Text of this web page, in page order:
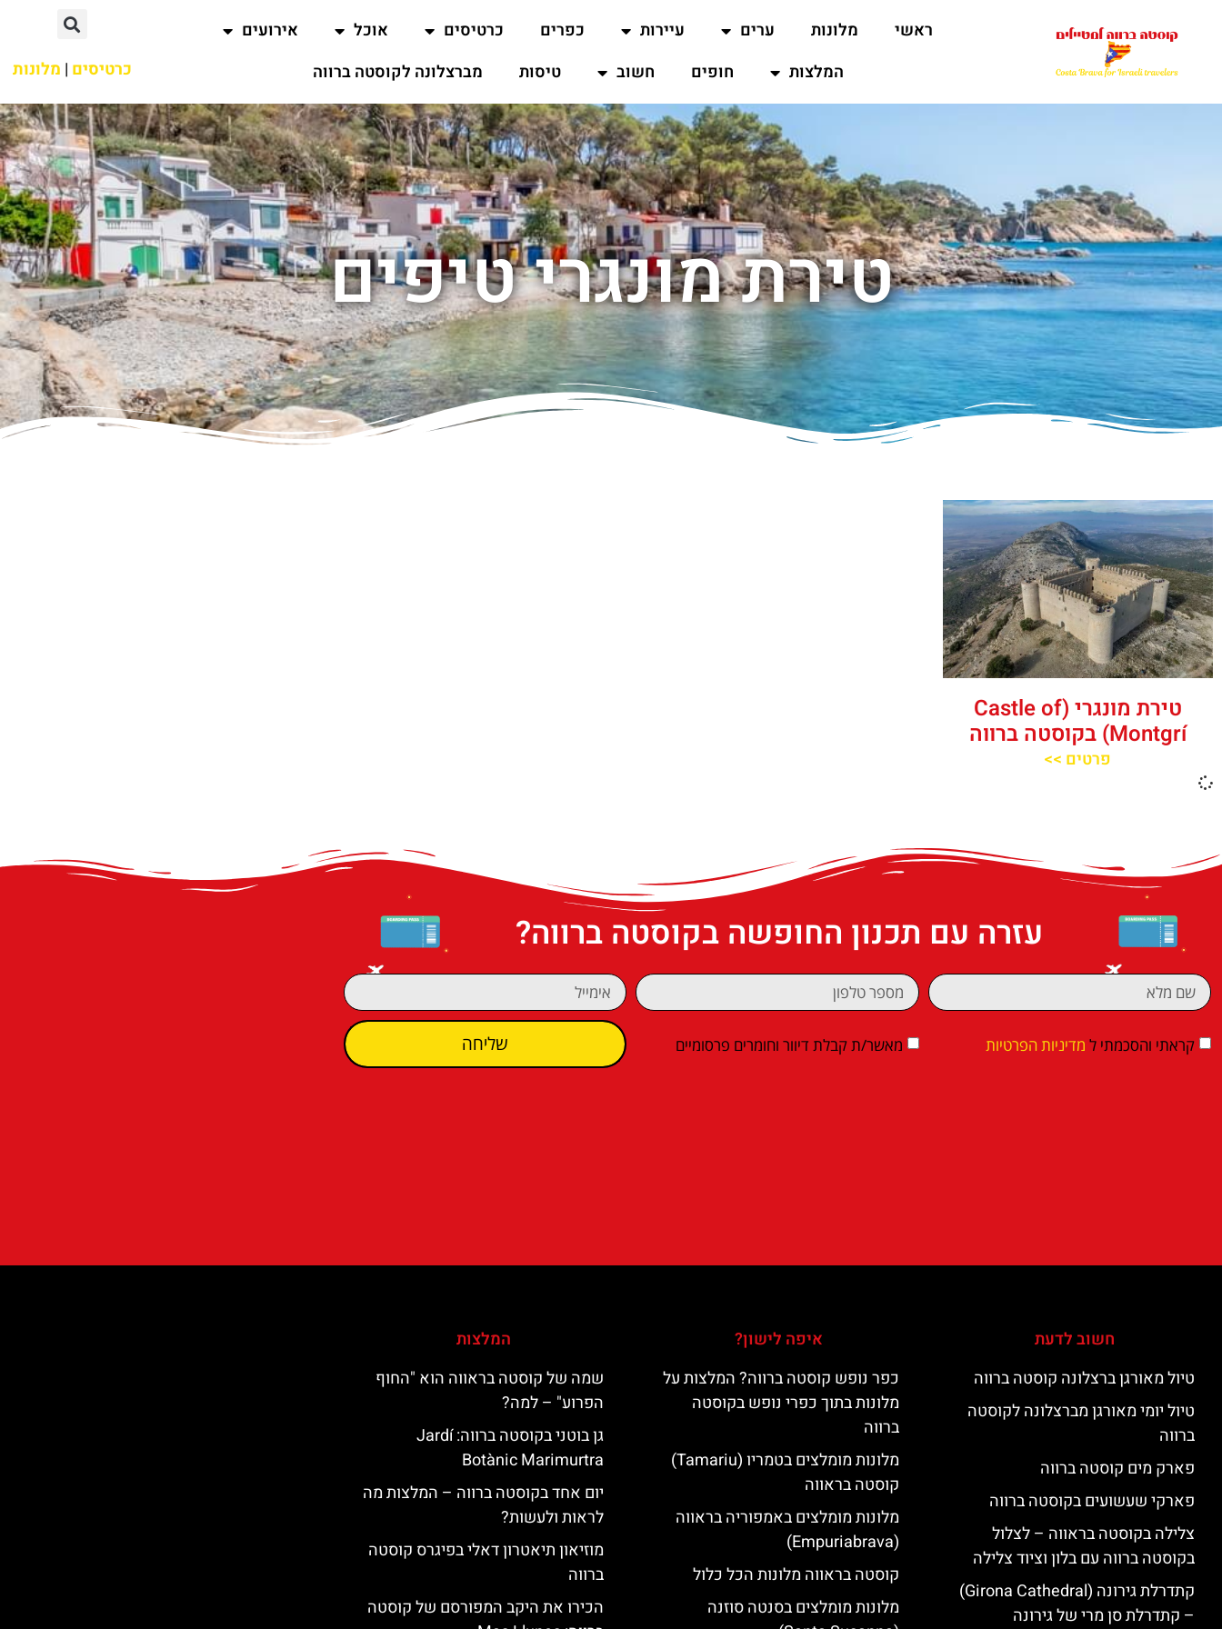
ראשי מלונות ערים עיירות כפרים כרטיסים אוכל
אירועים
המלצות
חופים חשוב טיסות מברצלונה לקוסטה ברווה כרטיסים | מלונות
טירת מונגרי טיפים
טירת מונגרי (Castle of
Montgrí) בקוסטה ברווה
פרטים >>
עזרה עם תכנון החופשה בקוסטה ברווה?
קראתי והסכמתי ל מדיניות הפרטיות מאשר/ת קבלת דיוור וחומרים פרסומיים שליחה
חשוב לדעת
טיול מאורגן ברצלונה קוסטה ברווה
טיול יומי מאורגן מברצלונה לקוסטה
ברווה
פארק מים קוסטה ברווה
פארקי שעשועים בקוסטה ברווה
צלילה בקוסטה בראווה – לצלול
בקוסטה ברווה עם בלון וציוד צלילה
קתדרלת גירונה (Girona Cathedral)
– קתדרלת סן מרי של גירונה
איפה לישון?
כפר נופש קוסטה ברווה? המלצות על
מלונות בתוך כפרי נופש בקוסטה
ברווה
מלונות מומלצים בטמריו (Tamariu)
קוסטה בראווה
מלונות מומלצים באמפוריה בראווה
(Empuriabrava)
קוסטה בראווה מלונות הכל כלול
מלונות מומלצים בסנטה סוזנה
המלצות
שמה של קוסטה בראווה הוא "החוף
הפרוע" – למה?
גן בוטני בקוסטה ברווה: ‪‪Jardí
Botànic Marimurtra‬‬
יום אחד בקוסטה ברווה – המלצות מה
לראות ולעשות?
מוזיאון תיאטרון דאלי בפיגרס קוסטה
ברווה
הכירו את היקב המפורסם של קוסטה